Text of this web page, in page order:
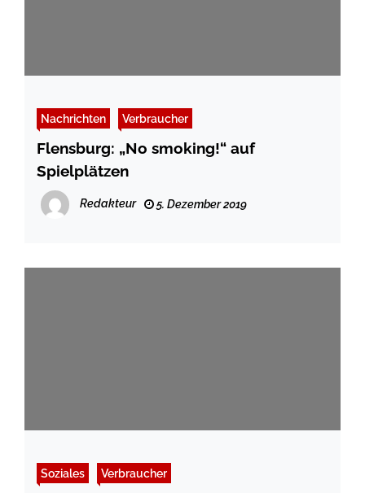
Nachrichten Verbraucher
Flensburg: „No smoking!“ auf
Spielplätzen
Redakteur 5. Dezember 2019
Soziales Verbraucher